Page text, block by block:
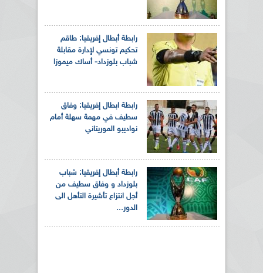
رابطة أبطال إفريقيا: طاقم
تحكيم تونسي لإدارة مقابلة
شباب بلوزداد- أساك ميموزا
رابطة ابطال إفريقيا: وفاق
سطيف في مهمة سهلة أمام
نواديبو الموريتاني
رابطة أبطال إفريقيا: شباب
بلوزداد و وفاق سطيف من
أجل انتزاع تأشيرة التأهل الى
الدور...